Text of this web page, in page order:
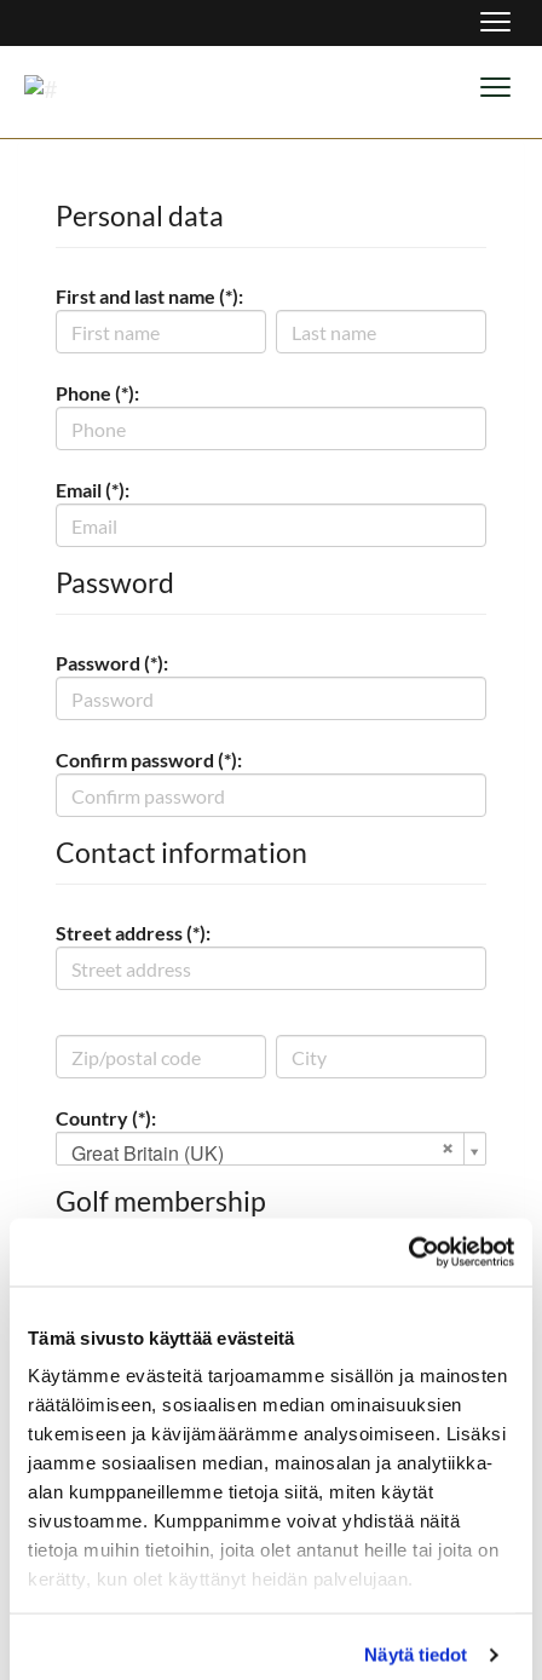
Tämä sivusto käyttää evästeitä
Käytämme evästeitä tarjoamamme sisällön ja mainosten
räätälöimiseen, sosiaalisen median ominaisuuksien
tukemiseen ja kävijämäärämme analysoimiseen. Lisäksi
jaamme sosiaalisen median, mainosalan ja analytiikka-
alan kumppaneillemme tietoja siitä, miten käytät
sivustoamme. Kumppanimme voivat yhdistää näitä
tietoja muihin tietoihin, joita olet antanut heille tai joita on
kerätty, kun olet käyttänyt heidän palvelujaan.
Näytä tiedot
Personal data
First and last name (*):
Phone (*):
Email (*):
Password
Password (*):
Confirm password (*):
Contact information
Street address (*):
Country (*):
Great Britain (UK)
Golf membership
Member NO:
Register
I'd like to receive the Hartola Golf newsletter
I accept the terms of use (*)